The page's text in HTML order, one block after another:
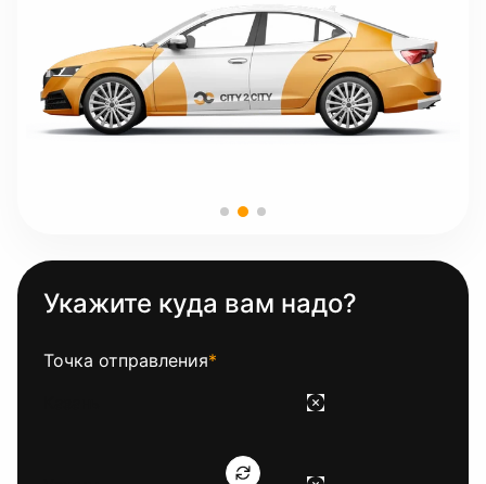
Укажите куда вам надо?
Точка отправления*